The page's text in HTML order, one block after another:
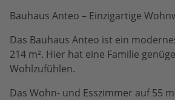
Bauhaus Anteo – Einzigartige
Das Bauhaus Anteo ist ein
214 m². Hier hat eine Familie
Wohlzufühlen.
Das Wohn- und Esszimmer auf 55